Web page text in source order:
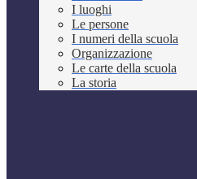
I luoghi
Le persone
I numeri della scuola
Organizzazione
Le carte della scuola
La storia